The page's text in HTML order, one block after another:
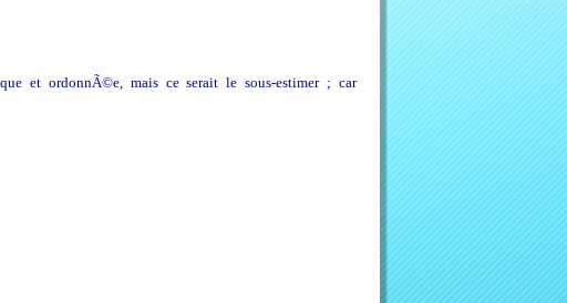
et ordonnÃ©e, mais ce serait le sous-estimer ; car